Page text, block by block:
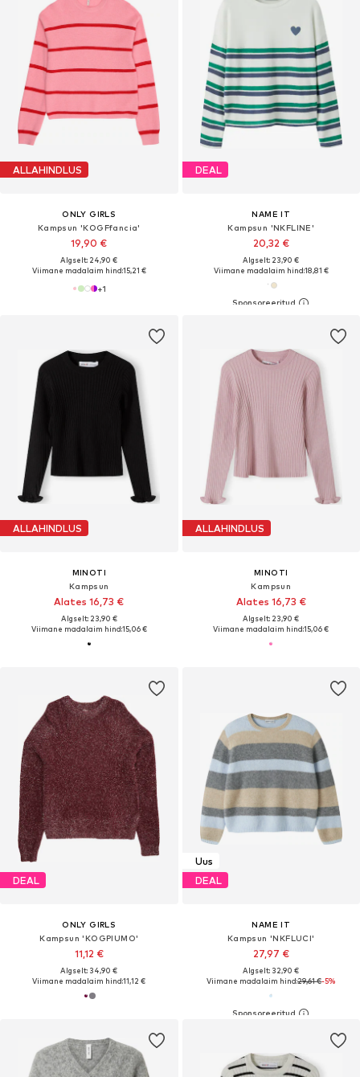
ALLAHINDLUS
ONLY GIRLS
Kampsun 'KOGFfancia'
19,90 €
Algselt: 24,90 €
Viimane madalaim hind:15,21 €
+1
DEAL
NAME IT
Kampsun 'NKFLINE'
20,32 €
Algselt: 23,90 €
Viimane madalaim hind:18,81 €
ALLAHINDLUS
MINOTI
Kampsun
Alates 16,73 €
Algselt: 23,90 €
Viimane madalaim hind:15,06 €
ALLAHINDLUS
MINOTI
Kampsun
Alates 16,73 €
Algselt: 23,90 €
Viimane madalaim hind:15,06 €
DEAL
ONLY GIRLS
Kampsun 'KOGPIUMO'
11,12 €
Algselt: 34,90 €
Viimane madalaim hind:11,12 €
Uus
DEAL
NAME IT
Kampsun 'NKFLUCI'
27,97 €
Algselt: 32,90 €
Viimane madalaim hind:29,61 €-5%